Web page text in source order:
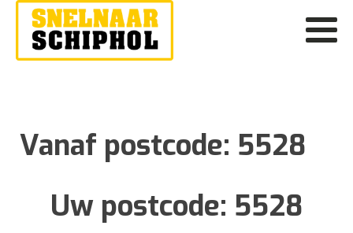
Vanaf postcode: 5528
Uw postcode: 5528